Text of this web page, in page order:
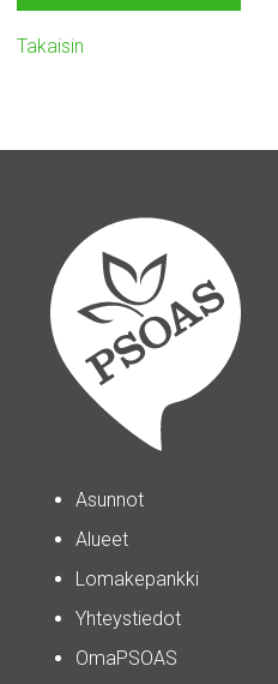
Takaisin
Asunnot
Alueet
Lomakepankki
Yhteystiedot
OmaPSOAS